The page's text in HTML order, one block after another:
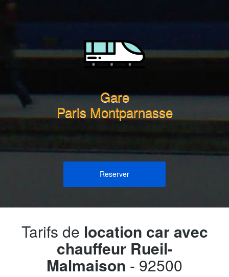
Gare
Paris Montparnasse
Reserver
Tarifs de location car avec
chauffeur Rueil-
Malmaison - 92500